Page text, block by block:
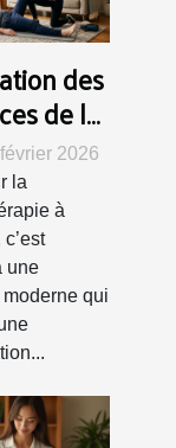
des
de la
pour
2026
la
à
une
qui